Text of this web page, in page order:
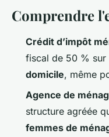
Comprendre
Crédit d’impôt
fiscal de 50 % sur
domicile, même
Agence de
structure agréée
femmes de